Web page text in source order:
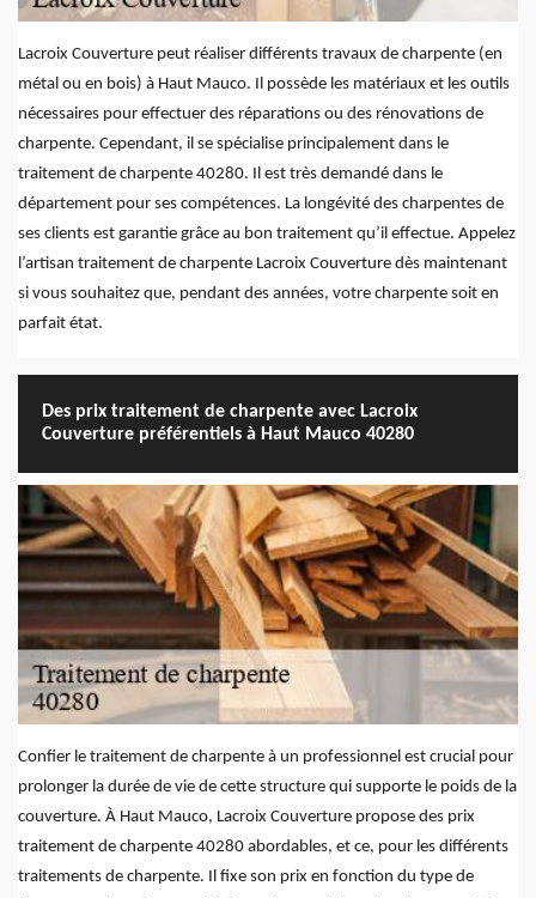
Lacroix Couverture peut réaliser différents travaux de charpente (en
métal ou en bois) à Haut Mauco. Il possède les matériaux et les outils
nécessaires pour effectuer des réparations ou des rénovations de
charpente. Cependant, il se spécialise principalement dans le
traitement de charpente 40280. Il est très demandé dans le
département pour ses compétences. La longévité des charpentes de
ses clients est garantie grâce au bon traitement qu’il effectue. Appelez
l’artisan traitement de charpente Lacroix Couverture dès maintenant
si vous souhaitez que, pendant des années, votre charpente soit en
parfait état.
Des prix traitement de charpente avec Lacroix
Couverture préférentiels à Haut Mauco 40280
Confier le traitement de charpente à un professionnel est crucial pour
prolonger la durée de vie de cette structure qui supporte le poids de la
couverture. À Haut Mauco, Lacroix Couverture propose des prix
traitement de charpente 40280 abordables, et ce, pour les différents
traitements de charpente. Il fixe son prix en fonction du type de